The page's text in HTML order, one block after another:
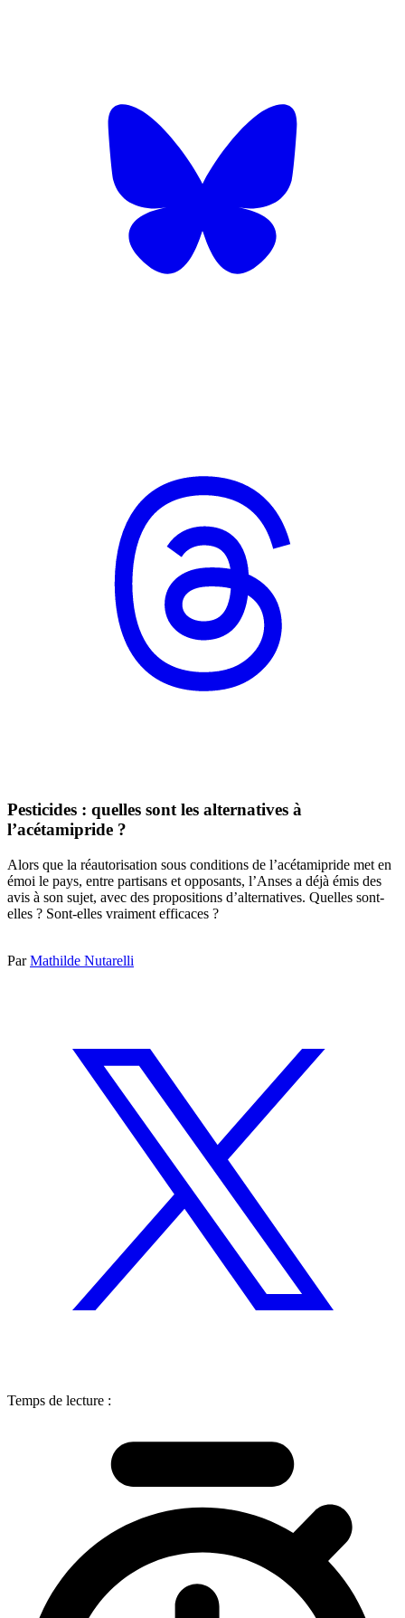
Pesticides : quelles sont les alternatives à
l’acétamipride ?
Alors que la réautorisation sous conditions de l’acétamipride met en
émoi le pays, entre partisans et opposants, l’Anses a déjà émis des
avis à son sujet, avec des propositions d’alternatives. Quelles sont-
elles ? Sont-elles vraiment efficaces ?
ParMathilde Nutarelli
Temps de lecture :